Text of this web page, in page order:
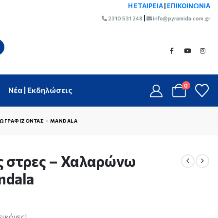
Η ΕΤΑΙΡΕΙΑ ΕΠΙΚΟΙΝΩΝΙΑ
2310 531 248 info@pyramida.com.gr
Νέα | Εκδηλώσεις 0
– MANDALA
στρες – Χαλαρώνω